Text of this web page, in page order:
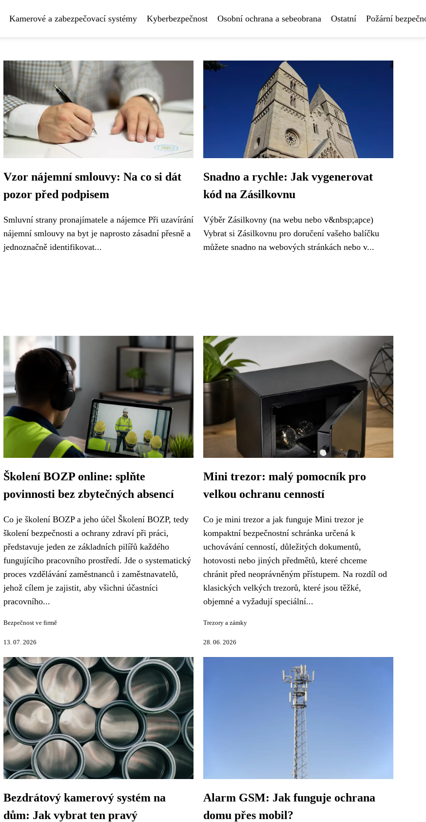
Kamerové a zabezpečovací systémy Kyberbezpečnost Osobní ochrana a sebeobrana Ostatní Požární
Vzor nájemní smlouvy: Na co si dát
pozor před podpisem
Smluvní strany pronajímatele a nájemce Při uzavírání
nájemní smlouvy na byt je naprosto zásadní přesně a
jednoznačně identifikovat...
Snadno a rychle: Jak vygenerovat
kód na Zásilkovnu
Výběr Zásilkovny (na webu nebo v&nbsp;apce)
Vybrat si Zásilkovnu pro doručení vašeho balíčku
můžete snadno na webových stránkách nebo v...
Školení BOZP online: splňte
povinnosti bez zbytečných absencí
Co je školení BOZP a jeho účel Školení BOZP, tedy
školení bezpečnosti a ochrany zdraví při práci,
představuje jeden ze základních pilířů každého
fungujícího pracovního prostředí. Jde o systematický
proces vzdělávání zaměstnanců i zaměstnavatelů,
jehož cílem je zajistit, aby všichni účastníci
pracovního...
Bezpečnost ve firmě
13. 07. 2026
Mini trezor: malý pomocník pro
velkou ochranu cenností
Co je mini trezor a jak funguje Mini trezor je
kompaktní bezpečnostní schránka určená k
uchovávání cenností, důležitých dokumentů,
hotovosti nebo jiných předmětů, které chceme
chránit před neoprávněným přístupem. Na rozdíl od
klasických velkých trezorů, které jsou těžké,
objemné a vyžadují speciální...
Trezory a zámky
28. 06. 2026
Bezdrátový kamerový systém na
dům: Jak vybrat ten pravý
Alarm GSM: Jak funguje ochrana
domu přes mobil?